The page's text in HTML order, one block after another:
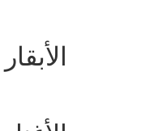
الأبقار